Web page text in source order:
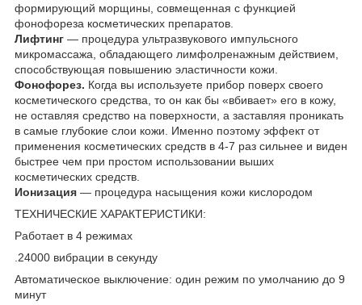
формирующий морщины, совмещенная с функцией
фонофореза косметических препаратов.
Лифтинг ― процедура ультразвукового импульсного
микромассажа, обладающего лимфолренажным действием,
способствующая повышению эластичности кожи.
Фонофорез. Когда вы используете прибор поверх своего
косметического средства, то он как бы «вбивает» его в кожу,
не оставляя средство на поверхности, а заставляя проникать
в самые глубокие слои кожи. Именно поэтому эффект от
применения косметических средств в 4-7 раз сильнее и виден
быстрее чем при простом использовании выших
косметических средств.
Ионизация ― процедура насыщения кожи кислородом
ТЕХНИЧЕСКИЕ ХАРАКТЕРИСТИКИ:
Работает в 4 режимах
.24000 вибрации в секунду
Автоматическое выключение: один режим по умолчанию до 9
минут